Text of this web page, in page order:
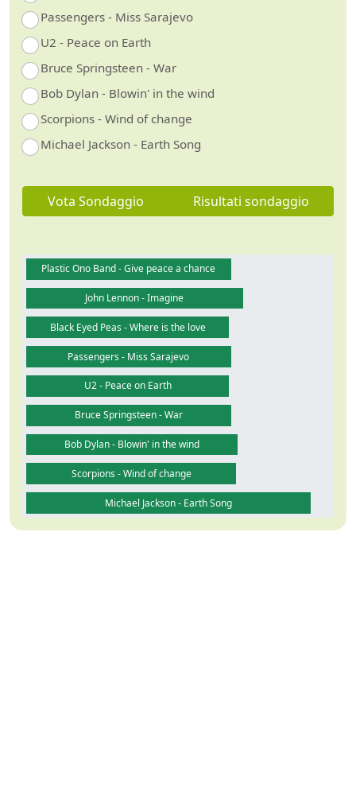
Passengers - Miss Sarajevo
U2 - Peace on Earth
Bruce Springsteen - War
Bob Dylan - Blowin' in the wind
Scorpions - Wind of change
Michael Jackson - Earth Song
Vota Sondaggio Risultati sondaggio
Plastic Ono Band - Give peace a chance
John Lennon - Imagine
Black Eyed Peas - Where is the love
Passengers - Miss Sarajevo
U2 - Peace on Earth
Bruce Springsteen - War
Bob Dylan - Blowin' in the wind
Scorpions - Wind of change
Michael Jackson - Earth Song